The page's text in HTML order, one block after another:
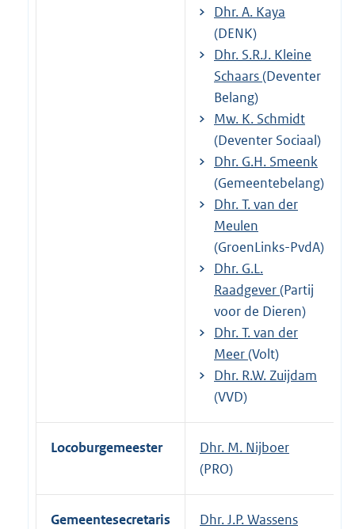
Dhr. A. Kaya
(DENK)
Dhr. S.R.J. Kleine
Schaars(Deventer
Belang)
Mw. K. Schmidt
(Deventer Sociaal)
Dhr. G.H. Smeenk
(Gemeentebelang)
Dhr. T. van der
Meulen
(GroenLinks-PvdA)
Dhr. G.L.
Raadgever(Partij
voor de Dieren)
Dhr. T. van der
Meer(Volt)
Dhr. R.W. Zuijdam
(VVD)
Locoburgemeester
Dhr. M. Nijboer
(PRO)
Gemeentesecretaris Dhr. J.P. Wassens